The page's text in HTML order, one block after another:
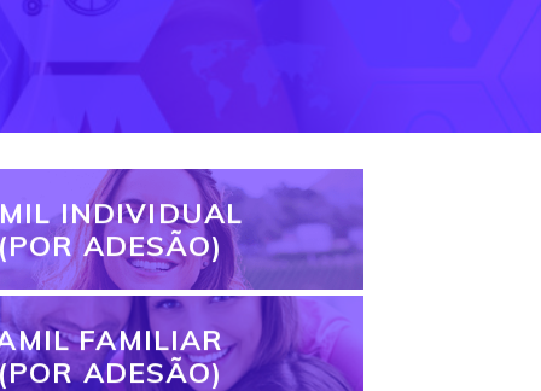
INDIVIDUAL
ADESÃO)
FAMILIAR
ADESÃO)